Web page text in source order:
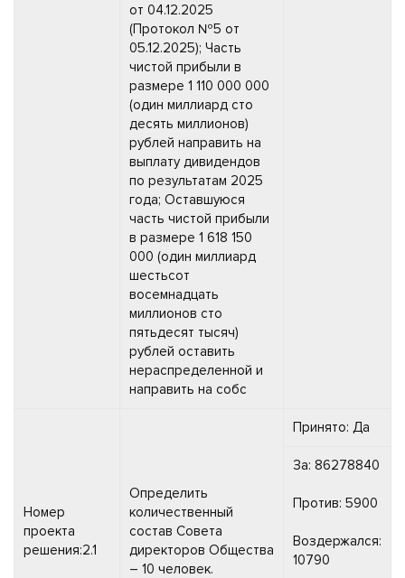
от 04.12.2025
(Протокол №5 от
05.12.2025); Часть
чистой прибыли в
размере 1 110 000 000
(один миллиард сто
десять миллионов)
рублей направить на
выплату дивидендов
по результатам 2025
года; Оставшуюся
часть чистой прибыли
в размере 1 618 150
000 (один миллиард
шестьсот
восемнадцать
миллионов сто
пятьдесят тысяч)
рублей оставить
нераспределенной и
направить на собс
Номер
проекта
решения:2.1
Определить
количественный
состав Совета
директоров Общества
– 10 человек.
Принято: Да
За: 86278840
Против: 5900
Воздержался:
10790